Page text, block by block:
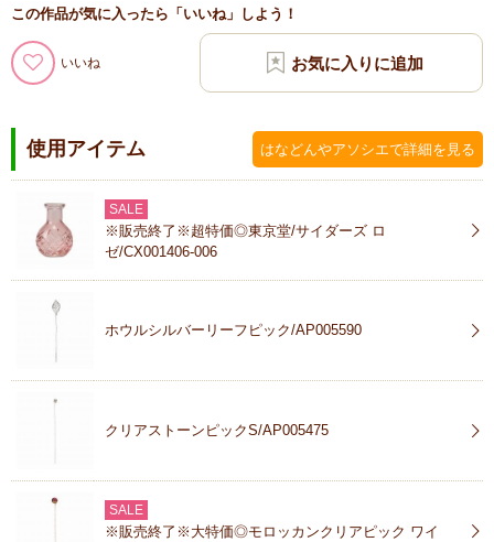
この作品が気に入ったら「いいね」しよう！
いいね
使用アイテム はなどんやアソシエで詳細を見る
SALE
※販売終了※超特価◎東京堂/サイダーズ ロ
ゼ/CX001406-006
ホウルシルバーリーフピック/AP005590
クリアストーンピックS/AP005475
SALE
※販売終了※大特価◎モロッカンクリアピック ワイ